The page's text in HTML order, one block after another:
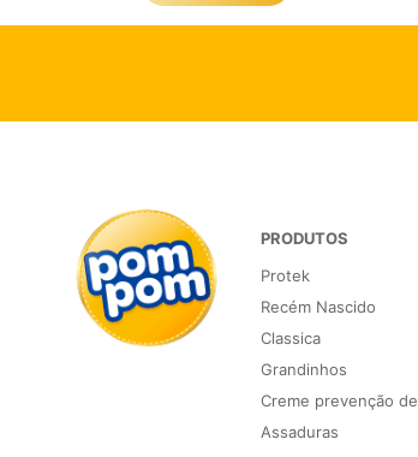
PRODUTOS
Protek
Recém Nascido
Classica
Grandinhos
Creme prevenção de
Assaduras